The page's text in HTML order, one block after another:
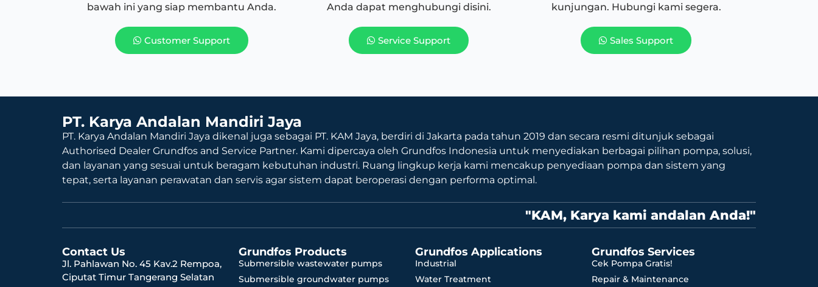
bawah ini yang siap membantu Anda.
Customer Support
Anda dapat menghubungi disini.
Service Support
kunjungan. Hubungi kami segera.
Sales Support
PT. Karya Andalan Mandiri Jaya
PT. Karya Andalan Mandiri Jaya dikenal juga sebagai PT. KAM Jaya, berdiri di Jakarta pada tahun 2019 dan secara resmi ditunjuk sebagai
Authorised Dealer Grundfos and Service Partner. Kami dipercaya oleh Grundfos Indonesia untuk menyediakan berbagai pilihan pompa, solusi,
dan layanan yang sesuai untuk beragam kebutuhan industri. Ruang lingkup kerja kami mencakup penyediaan pompa dan sistem yang
tepat, serta layanan perawatan dan servis agar sistem dapat beroperasi dengan performa optimal.
"KAM, Karya kami andalan Anda!"
Contact Us
Jl. Pahlawan No. 45 Kav.2 Rempoa,
Ciputat Timur Tangerang Selatan
Grundfos Products
Submersible wastewater pumps
Submersible groundwater pumps
Grundfos Applications
Industrial
Water Treatment
Grundfos Services
Cek Pompa Gratis!
Repair & Maintenance